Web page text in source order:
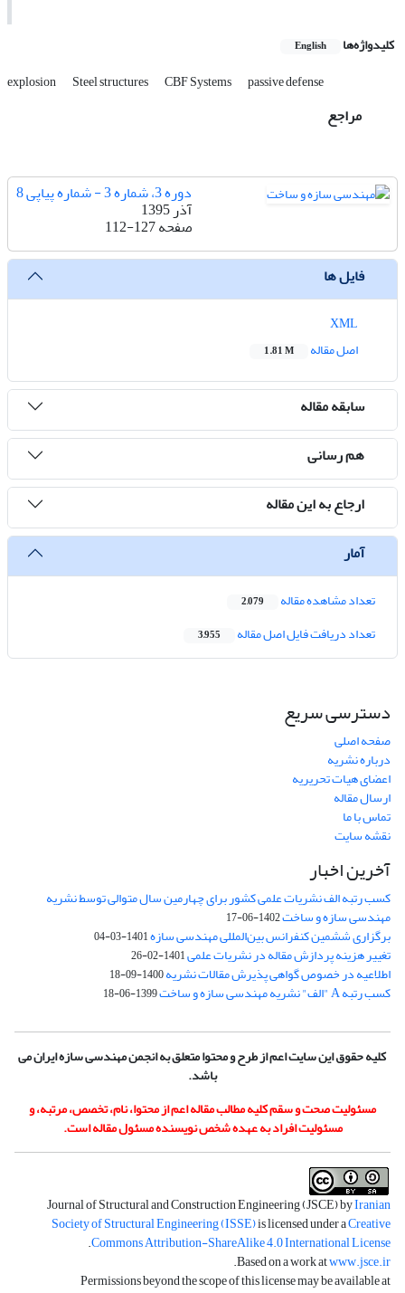
کلیدواژه‌ها English
explosion Steel structures CBF Systems passive defense
مراجع
دوره 3، شماره 3 - شماره پیاپی 8
آذر 1395
صفحه112-127
فایل ها
اصل مقاله
1.81 M
سابقه مقاله
هم رسانی
ارجاع به این مقاله
آمار
تعداد مشاهده مقاله 2,079
تعداد دریافت فایل اصل مقاله 3,955
دسترسی سریع
صفحه اصلی
درباره نشریه
اعضای هیات تحریریه
ارسال مقاله
تماس با ما
نقشه سایت
آخرین اخبار
کسب رتبه الف نشریات علمی کشور برای چهارمین سال متوالی توسط نشریه
مهندسی سازه و ساخت1402-06-17
برگزاری ششمین کنفرانس بین‌المللی مهندسی سازه1401-03-04
تغییر هزینه پردازش مقاله در نشریات علمی1401-02-26
اطلاعیه در خصوص گواهی پذیرش مقالات نشریه1400-09-18
کسب رتبه A "الف" نشریه مهندسی سازه و ساخت 1399-06-18
کلیه حقوق این سایت اعم از طرح و محتوا متعلق به انجمن مهندسی سازه ایران می
باشد.
مسئولیت صحت و سقم کلیه مطالب مقاله اعم از محتوا، نام، تخصص، مرتبه، و
مسئولیت افراد به عهده شخص نویسنده مسئول مقاله است.
Journal of Structural and Construction Engineering (JSCE) byIranian
Society of Structural Engineering (ISSE)is licensed under aCreative
Commons Attribution-ShareAlike 4.0 International License
.
Based on a work atwww.jsce.ir
.
Permissions beyond the scope of this license may be available at